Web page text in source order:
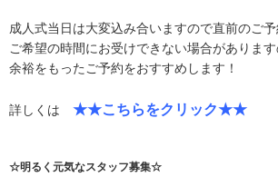
成人式当日は大変込み合いますので直前のご予
ご希望の時間にお受けできない場合がありま
余裕をもったご予約をおすすめします！
詳しくは ★★こちらをクリック★★
☆明るく元気なスタッフ募集☆